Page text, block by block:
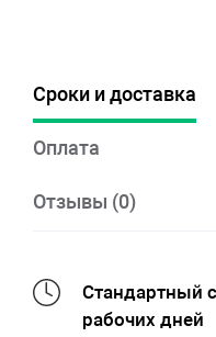
Сроки и доставка
Оплата
Отзывы (0)
Стандартный
рабочих дней